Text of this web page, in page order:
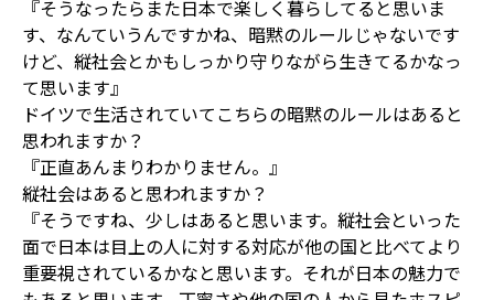
『そうなったらまた日本で楽しく暮らしてると思いま
す、なんていうんですかね、暗黙のルールじゃないです
けど、縦社会とかもしっかり守りながら生きてるかなっ
て思います』
ドイツで生活されていてこちらの暗黙のルールはあると
思われますか？
『正直あんまりわかりません。』
縦社会はあると思われますか？
『そうですね、少しはあると思います。縦社会といった
面で日本は目上の人に対する対応が他の国と比べてより
重要視されているかなと思います。それが日本の魅力で